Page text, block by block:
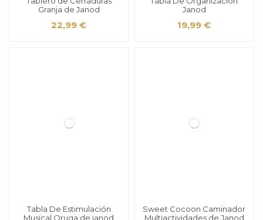
Granja de Janod
22,99 €
Janod
19,99 €
Tabla De Estimulación
Musical Oruga de janod
Sweet Cocoon Caminador
Multiactividades de Janod